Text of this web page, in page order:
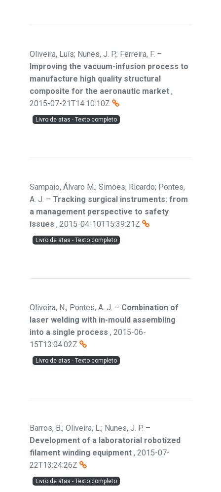
Oliveira, Luís; Nunes, J. P.; Ferreira, F. –
Improving the vacuum-infusion process to
manufacture high quality structural
composite for the aeronautic market ,
2015-07-21T14:10:10Z
Livro de atas - Texto completo
Sampaio, Álvaro M.; Simões, Ricardo; Pontes,
A. J. – Tracking surgical instruments: from
a management perspective to safety
issues , 2015-04-10T15:39:21Z
Livro de atas - Texto completo
Oliveira, N.; Pontes, A. J. – Combination of
laser welding with in-mould assembling
into a single process , 2015-06-
15T13:04:02Z
Livro de atas - Texto completo
Barros, B.; Oliveira, L.; Nunes, J. P. –
Development of a laboratorial robotized
filament winding equipment , 2015-07-
22T13:24:26Z
Livro de atas - Texto completo